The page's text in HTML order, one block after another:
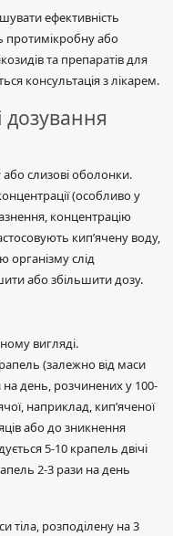
ефективність
протимікробну або
та препаратів для
консультація з лікарем.
дозування
слизові оболонки.
(особливо у
концентрацію
кип’ячену воду,
організму слід
або збільшити дозу.
вигляді.
(залежно від маси
на день, розчинених у 100-
наприклад, кип’яченої
або до зникнення
5-10 крапель двічі
2-3 рази на день
тіла, розподілену на 3